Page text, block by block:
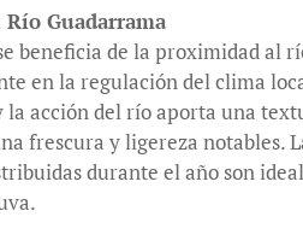
Guadarrama
beneficia de la proximidad al
en la regulación del clima
la acción del río aporta una
frescura y ligereza notables.
durante el año son